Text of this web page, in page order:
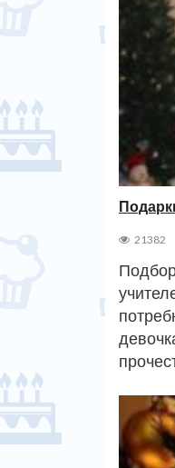
21382